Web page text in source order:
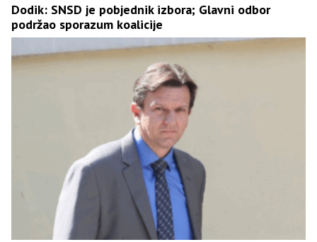
Dodik: SNSD je pobjednik izbora; Glavni odbor
podržao sporazum koalicije